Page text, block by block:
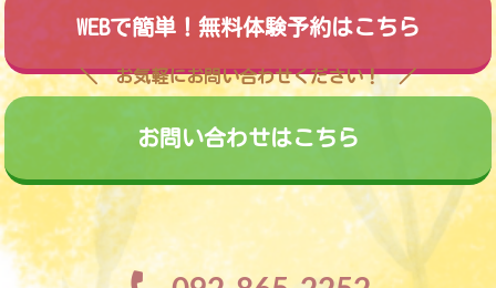
WEBで簡単！無料体験予約はこちら
お気軽にお問い合わせください！
お問い合わせはこちら